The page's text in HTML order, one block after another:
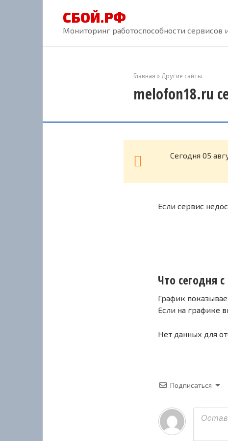
СБОЙ.РФ
Мониторинг работоспособности сервисов
Главная » Другие сайты
melofon18.ru
Cегодня 05
Если сервис
Что сегодня
График
Если на графике
Нет данных для
Подписаться